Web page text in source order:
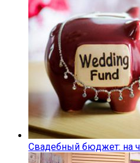
Свадебный бюджет: на